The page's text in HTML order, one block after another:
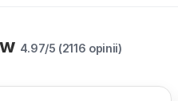
4.97/5 (2116 opinii)